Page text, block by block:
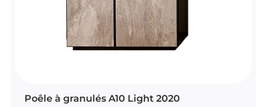
POÊLES À GRANULÉS
Poêle à granulés A10 Light 2020